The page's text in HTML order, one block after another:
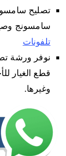
تصليح
سامسونج
تلفونات
نوفر ورشة
قطع الغيار
وغيرها.